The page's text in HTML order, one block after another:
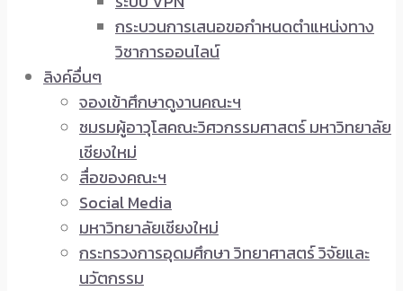
กระบวนการเสนอขอกำหนดตำแหน่งทาง
วิชาการออนไลน์
ลิงค์อื่นๆ
จองเข้าศึกษาดูงานคณะฯ
ชมรมผู้อาวุโสคณะวิศวกรรมศาสตร์ มหาวิทยาลัย
เชียงใหม่
สื่อของคณะฯ
Social Media
มหาวิทยาลัยเชียงใหม่
กระทรวงการอุดมศึกษา วิทยาศาสตร์ วิจัยและ
นวัตกรรม